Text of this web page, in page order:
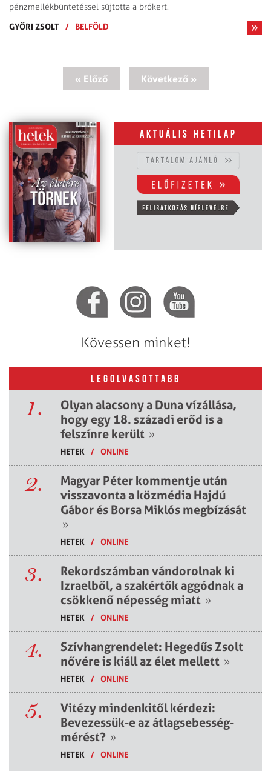
pénzmellékbüntetéssel sújtotta a brókert.
GYŐRI ZSOLT / BELFÖLD
« Előző Következő »
Aktuális hetilap
Kövessen minket!
LEGOLVASOTTABB
1.
Olyan alacsony a Duna vízállása,
hogy egy 18. századi erőd is a
felszínre került »
HETEK / ONLINE
2.
Magyar Péter kommentje után
visszavonta a közmédia Hajdú
Gábor és Borsa Miklós megbízását
»
HETEK / ONLINE
3.
Rekordszámban vándorolnak ki
Izraelből, a szakértők aggódnak a
csökkenő népesség miatt »
HETEK / ONLINE
4.
Szívhangrendelet: Hegedűs Zsolt
nővére is kiáll az élet mellett »
HETEK / ONLINE
5.
Vitézy mindenkitől kérdezi:
Bevezessük-e az átlagsebesség-
mérést? »
HETEK / ONLINE